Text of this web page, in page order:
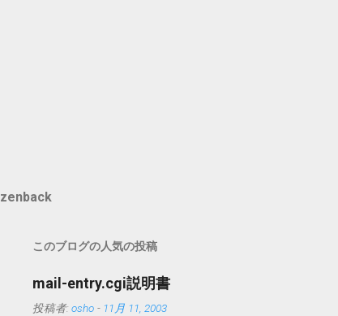
zenback
このブログの人気の投稿
mail-entry.cgi説明書
投稿者: osho - 11月 11, 2003